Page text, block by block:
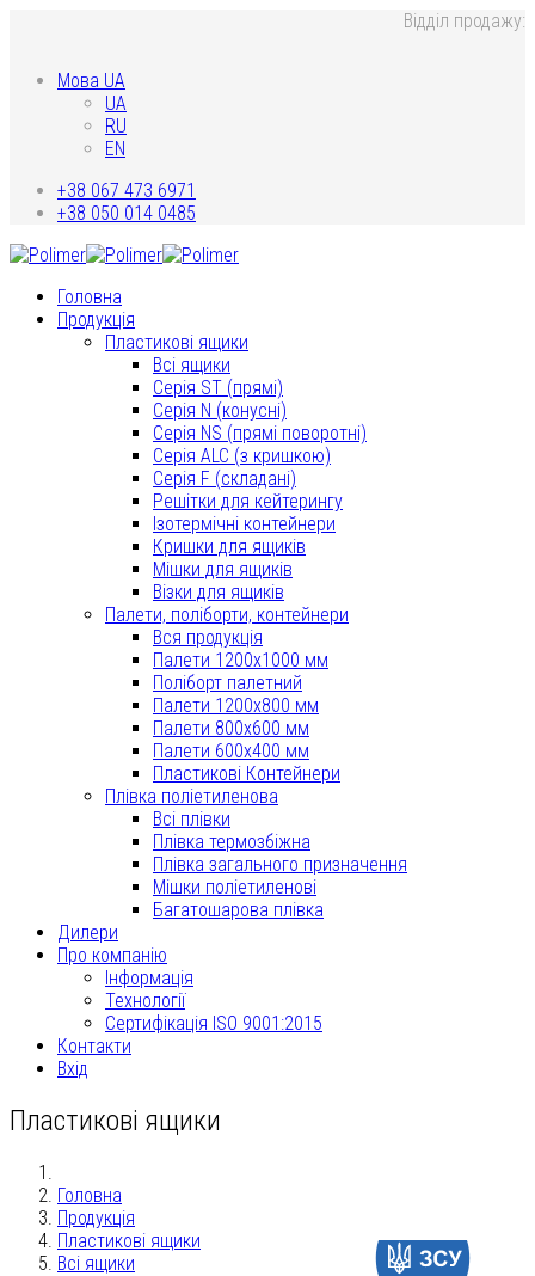
Відділ продажу:
Мова UA
UA
RU
EN
+38 067 473 6971
+38 050 014 0485
Головна
Продукція
Пластикові ящики
Всі ящики
Серія ST (прямі)
Серія N (конусні)
Серія NS (прямі поворотні)
Серія ALC (з кришкою)
Серія F (складані)
Решітки для кейтерингу
Ізотермічні контейнери
Кришки для ящиків
Мішки для ящиків
Візки для ящиків
Палети, поліборти, контейнери
Вся продукція
Палети 1200x1000 мм
Поліборт палетний
Палети 1200x800 мм
Палети 800x600 мм
Палети 600x400 мм
Пластикові Контейнери
Плівка поліетиленова
Всі плівки
Плівка термозбіжна
Плівка загального призначення
Мішки поліетиленові
Багатошарова плівка
Дилери
Про компанію
Інформація
Технології
Сертифікація ISO 9001:2015
Контакти
Вхід
Пластикові ящики
Головна
Продукція
Пластикові ящики
Всі ящики